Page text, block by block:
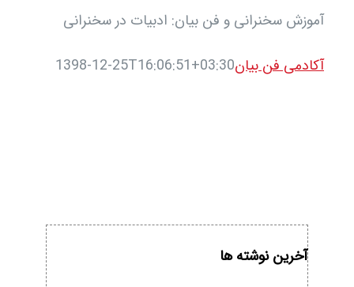
سخنرانی و فن بیان: ادبیات در سخنرانی
فن بیان1398-12-25T16:06:51+03:30
آخرین نوشته ها